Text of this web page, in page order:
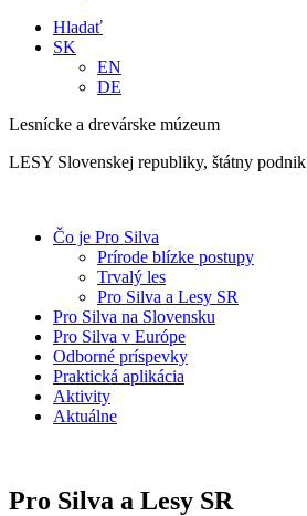
Hladať
SK
EN
DE
Lesnícke a drevárske múzeum
LESY Slovenskej republiky, štátny podnik
Čo je Pro Silva
Prírode blízke postupy
Trvalý les
Pro Silva a Lesy SR
Pro Silva na Slovensku
Pro Silva v Európe
Odborné príspevky
Praktická aplikácia
Aktivity
Aktuálne
Pro Silva a Lesy SR